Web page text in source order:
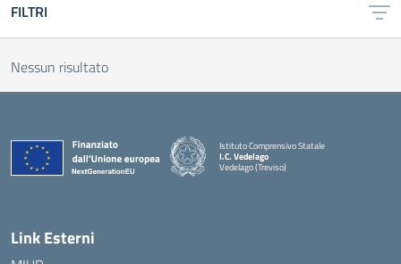
FILTRI
Nessun risultato
Istituto Comprensivo Statale
I.C. Vedelago
Vedelago (Treviso)
— Visita la pagina iniziale della scuola
Link Esterni